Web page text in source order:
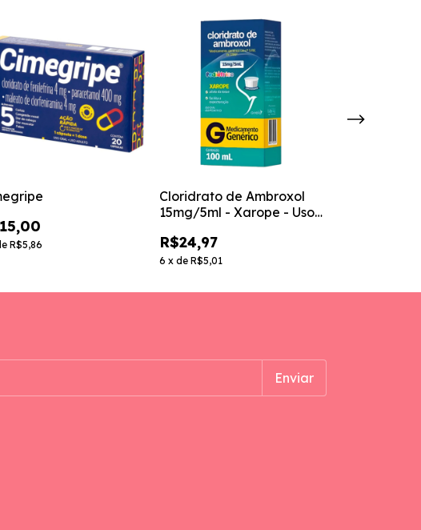
R$5,86
Cloridrato de Ambroxol
15mg/5ml - Xarope - Uso
R$24,97
6 xdeR$5,01